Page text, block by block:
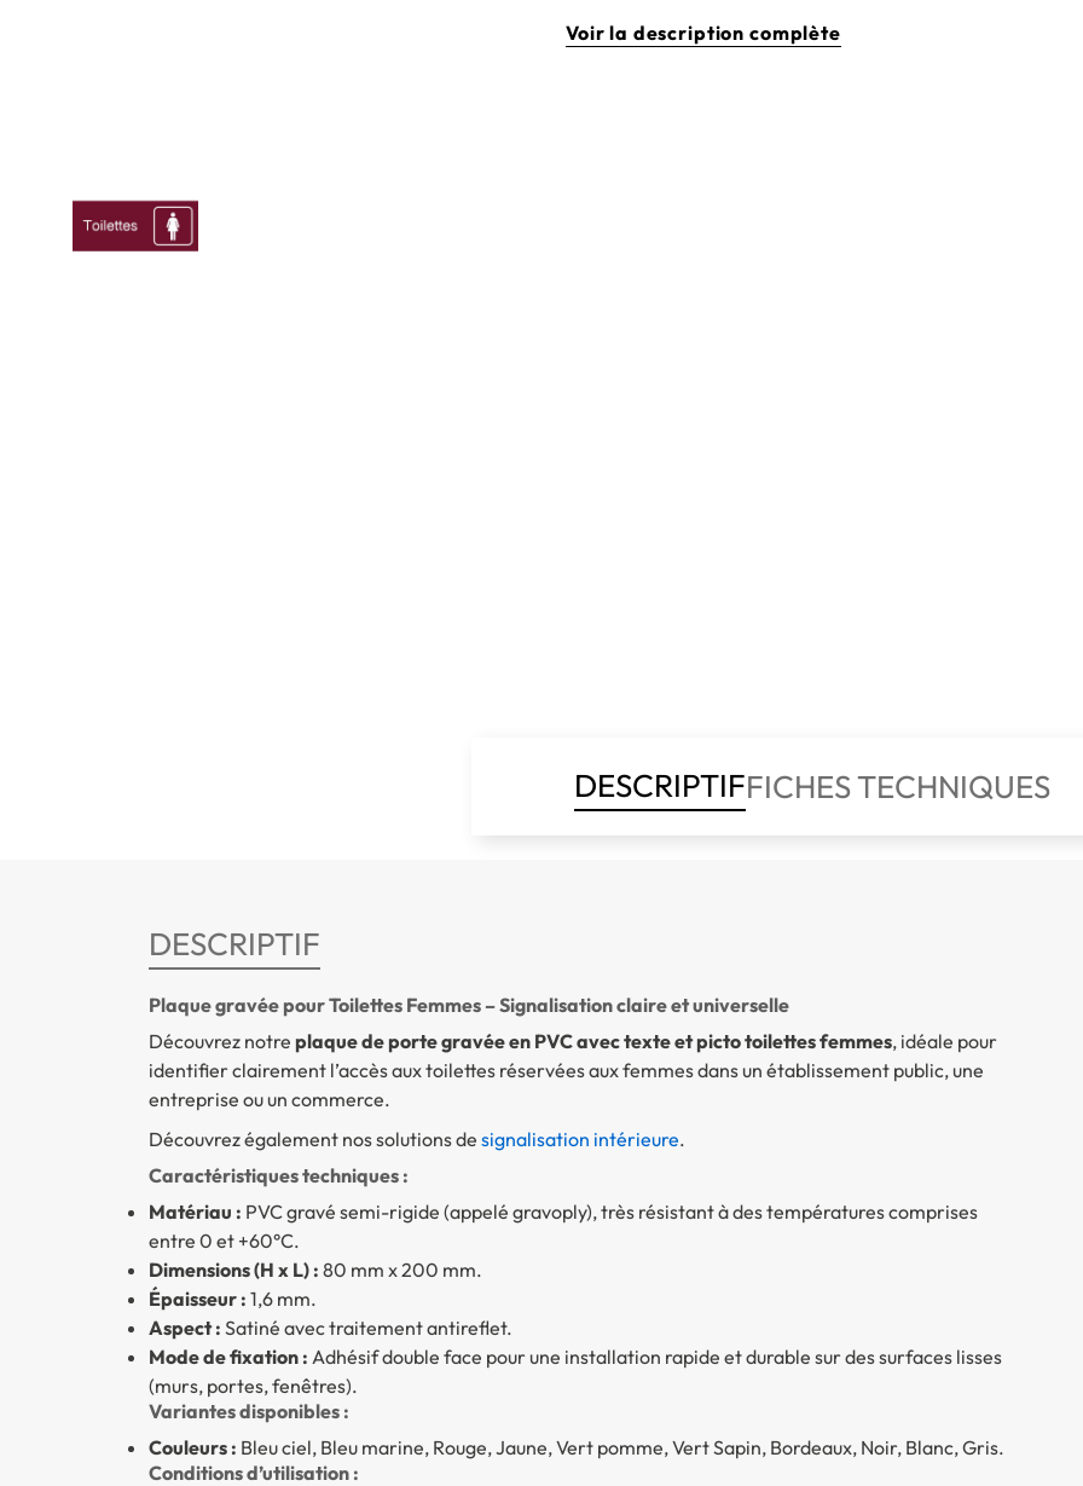
Voir la description complète
DESCRIPTIFFICHES TECHNIQUES
DESCRIPTIF
Plaque gravée pour Toilettes Femmes – Signalisation claire et universelle
Découvrez notre plaque de porte gravée en PVC avec texte et picto toilettes femmes, idéale pour
identifier clairement l’accès aux toilettes réservées aux femmes dans un établissement public, une
entreprise ou un commerce.
Découvrez également nos solutions de signalisation intérieure.
Caractéristiques techniques :
Matériau : PVC gravé semi-rigide (appelé gravoply), très résistant à des températures comprises
entre 0 et +60°C.
Dimensions (H x L) : 80 mm x 200 mm.
Épaisseur : 1,6 mm.
Aspect : Satiné avec traitement antireflet.
Mode de fixation : Adhésif double face pour une installation rapide et durable sur des surfaces lisses
(murs, portes, fenêtres).
Variantes disponibles :
Couleurs : Bleu ciel, Bleu marine, Rouge, Jaune, Vert pomme, Vert Sapin, Bordeaux, Noir, Blanc, Gris.
Conditions d’utilisation :